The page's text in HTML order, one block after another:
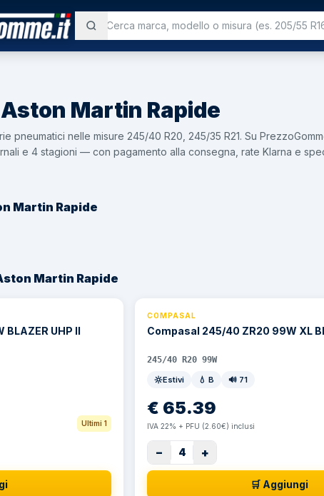
Aston Martin Rapide
pneumatici nelle misure 245/40 R20, 245/35 R21. Su
e 4 stagioni — con pagamento alla consegna, rate Klarna e
Martin Rapide
Martin Rapide
UHP II
Ultimi 1
COMPASAL
Compasal 245/40 ZR20 99W XL
245/40 R20 99W
Estivi
💧B 🔊 71
€ 65.39
IVA 22% + PFU (2.60€) inclusi
− 4 +
🛒 Aggiungi